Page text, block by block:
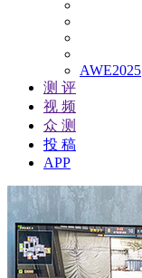
AWE2025
测 评
视 频
众 测
投 稿
APP